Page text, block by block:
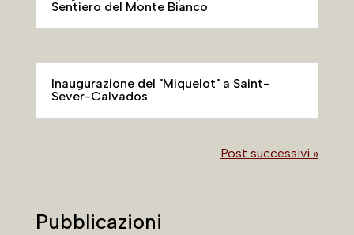
Sentiero del Monte Bianco
Inaugurazione del "Miquelot" a Saint-
Sever-Calvados
Post successivi »
Pubblicazioni